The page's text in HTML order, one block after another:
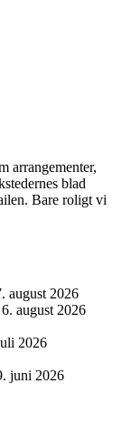
arrangementer,
blad
Bare roligt vi
august 2026
6. august 2026
2026
juni 2026